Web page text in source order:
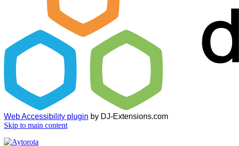
Web Accessibility plugin by DJ-Extensions.com
Skip to main content